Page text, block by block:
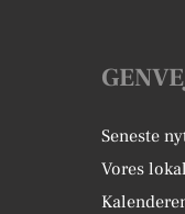
Seneste
Vores